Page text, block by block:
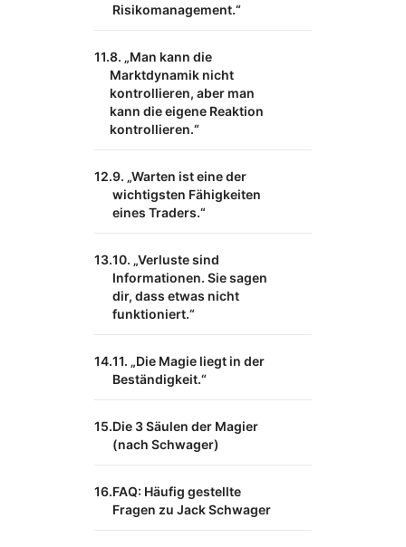
Risikomanagement.“
8. „Man kann die
Marktdynamik nicht
kontrollieren, aber man
kann die eigene Reaktion
kontrollieren.“
9. „Warten ist eine der
wichtigsten Fähigkeiten
eines Traders.“
10. „Verluste sind
Informationen. Sie sagen
dir, dass etwas nicht
funktioniert.“
11. „Die Magie liegt in der
Beständigkeit.“
Die 3 Säulen der Magier
(nach Schwager)
FAQ: Häufig gestellte
Fragen zu Jack Schwager